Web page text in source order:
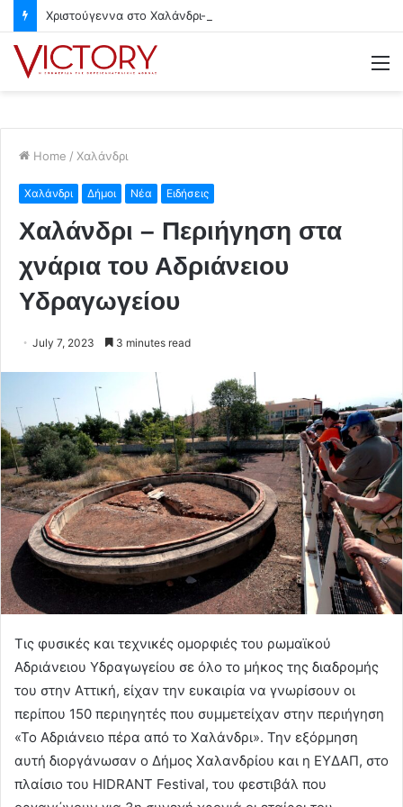
Home / Χαλάνδρι
Χαλάνδρι Δήμοι Νέα Ειδήσεις
Χαλάνδρι – Περιήγηση στα
χνάρια του Αδριάνειου
Υδραγωγείου
July 7, 2023 3 minutes read
Τις φυσικές και τεχνικές ομορφιές του ρωμαϊκού
Αδριάνειου Υδραγωγείου σε όλο το μήκος της διαδρομής
του στην Αττική, είχαν την ευκαιρία να γνωρίσουν οι
περίπου 150 περιηγητές που συμμετείχαν στην περιήγηση
«Το Αδριάνειο πέρα από το Χαλάνδρι». Την εξόρμηση
αυτή διοργάνωσαν ο Δήμος Χαλανδρίου και η ΕΥΔΑΠ, στο
πλαίσιο του HIDRANT Festival, του φεστιβάλ που